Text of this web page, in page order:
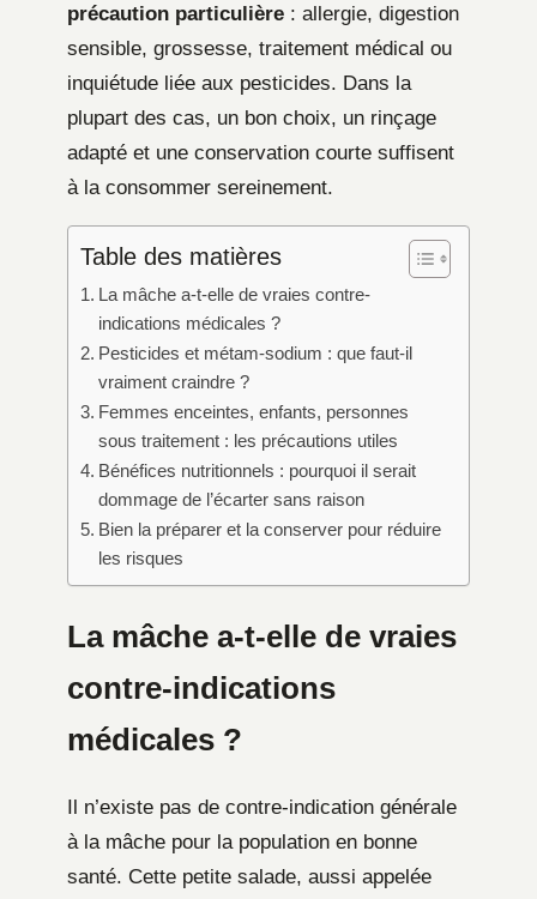
précaution particulière : allergie, digestion
sensible, grossesse, traitement médical ou
inquiétude liée aux pesticides. Dans la
plupart des cas, un bon choix, un rinçage
adapté et une conservation courte suffisent
à la consommer sereinement.
Table des matières
La mâche a-t-elle de vraies contre-
indications médicales ?
Pesticides et métam-sodium : que faut-il
vraiment craindre ?
Femmes enceintes, enfants, personnes
sous traitement : les précautions utiles
Bénéfices nutritionnels : pourquoi il serait
dommage de l’écarter sans raison
Bien la préparer et la conserver pour réduire
les risques
La mâche a-t-elle de vraies
contre-indications
médicales ?
Il n’existe pas de contre-indication générale
à la mâche pour la population en bonne
santé. Cette petite salade, aussi appelée